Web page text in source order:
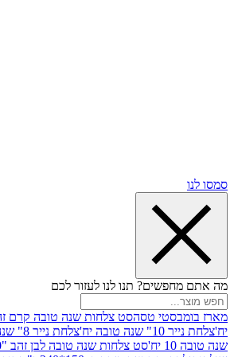
תנו לנו לעזור לכם
טסה
יח'
צלחת נייר 8" שנה טובה 10 יח'
סט צלחות שנה טובה לבן זהב "10+"7 / 8+8 יח'